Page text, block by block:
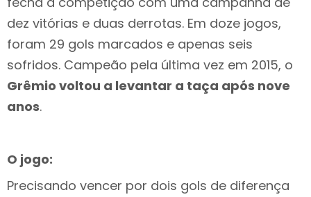
dez vitórias e duas derrotas. Em doze jogos,
foram 29 gols marcados e apenas seis
sofridos. Campeão pela última vez em 2015, o
Grêmio voltou a levantar a taça após nove
anos.
O jogo:
Precisando vencer por dois gols de diferença